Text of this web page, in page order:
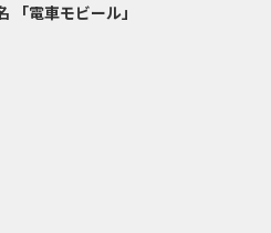
「電車モビール」